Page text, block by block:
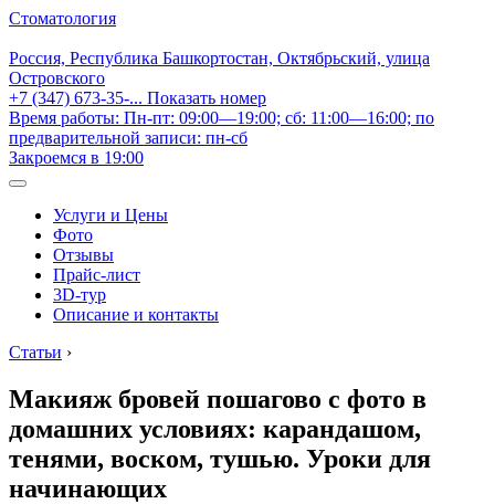
Стоматология
Россия, Республика Башкортостан, Октябрьский, улица
Островского
+7 (347) 673-35-... Показать номер
Время работы: Пн-пт: 09:00—19:00; сб: 11:00—16:00; по
предварительной записи: пн-сб
Закроемся в 19:00
Услуги и Цены
Фото
Отзывы
Прайс-лист
3D-тур
Описание и контакты
Статьи ›
Макияж бровей пошагово с фото в
домашних условиях: карандашом,
тенями, воском, тушью. Уроки для
начинающих